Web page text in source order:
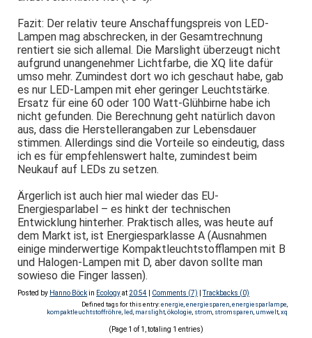
Fazit: Der relativ teure Anschaffungspreis von LED-
Lampen mag abschrecken, in der Gesamtrechnung
rentiert sie sich allemal. Die Marslight überzeugt nicht
aufgrund unangenehmer Lichtfarbe, die XQ lite dafür
umso mehr. Zumindest dort wo ich geschaut habe, gab
es nur LED-Lampen mit eher geringer Leuchtstärke.
Ersatz für eine 60 oder 100 Watt-Glühbirne habe ich
nicht gefunden. Die Berechnung geht natürlich davon
aus, dass die Herstellerangaben zur Lebensdauer
stimmen. Allerdings sind die Vorteile so eindeutig, dass
ich es für empfehlenswert halte, zumindest beim
Neukauf auf LEDs zu setzen.
Ärgerlich ist auch hier mal wieder das EU-
Energiesparlabel – es hinkt der technischen
Entwicklung hinterher. Praktisch alles, was heute auf
dem Markt ist, ist Energiesparklasse A (Ausnahmen
einige minderwertige Kompaktleuchtstofflampen mit B
und Halogen-Lampen mit D, aber davon sollte man
sowieso die Finger lassen).
Posted by Hanno Böckin Ecologyat 20:54 Comments (7) |Trackbacks (0)
Defined tags for this entry:energie energiesparen energiesparlampe
kompaktleuchtstoffröhre led marslight, ökologie strom stromsparen umwelt, xq
(Page 1 of 1, totaling 1 entries)